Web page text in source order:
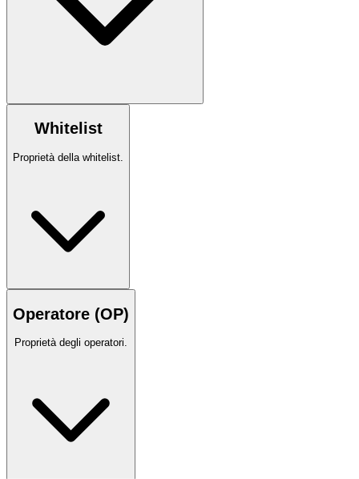
Whitelist
Proprietà della whitelist.
Operatore (OP)
Proprietà degli operatori.